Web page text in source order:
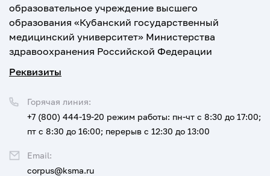
образовательное учреждение высшего
образования «Кубанский государственный
медицинский университет» Министерства
здравоохранения Российской Федерации
Реквизиты
Горячая линия:
+7 (800) 444-19-20 режим работы: пн-чт с 8:30 до 17:00;
пт с 8:30 до 16:00; перерыв с 12:30 до 13:00
Email:
corpus@ksma.ru